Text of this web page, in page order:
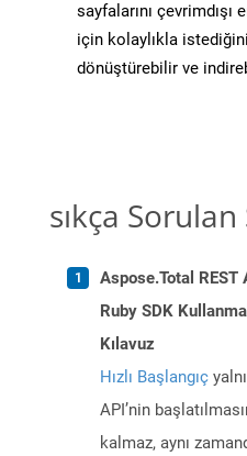
sayfalarını
için kolaylıkla
dönüştürebilir ve
sıkça
Aspose.Total
Ruby SDK
Kılavuz
Hızlı Başlangıç
API’nin
kalmaz, aynı